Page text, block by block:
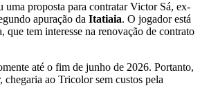
uma proposta para contratar Victor Sá, ex-
apuração da Itatiaia. O jogador está
que tem interesse na renovação de contrato
até o fim de junho de 2026. Portanto,
chegaria ao Tricolor sem custos pela